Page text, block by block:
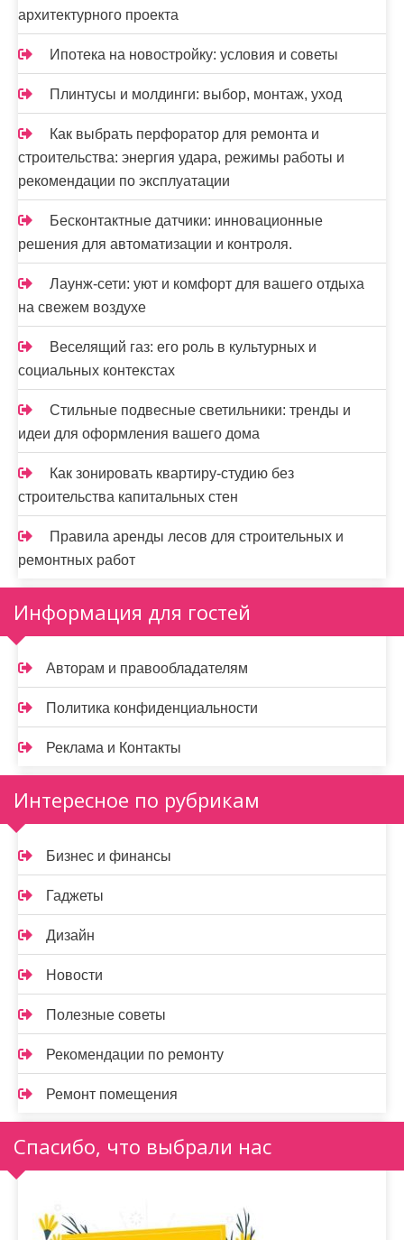
архитектурного проекта
Ипотека на новостройку: условия и советы
Плинтусы и молдинги: выбор, монтаж, уход
Как выбрать перфоратор для ремонта и
строительства: энергия удара, режимы работы и
рекомендации по эксплуатации
Бесконтактные датчики: инновационные
решения для автоматизации и контроля.
Лаунж-сети: уют и комфорт для вашего отдыха
на свежем воздухе
Веселящий газ: его роль в культурных и
социальных контекстах
Стильные подвесные светильники: тренды и
идеи для оформления вашего дома
Как зонировать квартиру-студию без
строительства капитальных стен
Правила аренды лесов для строительных и
ремонтных работ
Информация для гостей
Авторам и правообладателям
Политика конфиденциальности
Реклама и Контакты
Интересное по рубрикам
Бизнес и финансы
Гаджеты
Дизайн
Новости
Полезные советы
Рекомендации по ремонту
Ремонт помещения
Спасибо, что выбрали нас